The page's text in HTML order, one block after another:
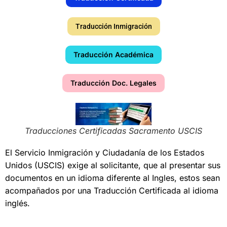
Traducción Inmigración
Traducción Académica
Traducción Doc. Legales
Traducciones Certificadas Sacramento USCIS
El Servicio Inmigración y Ciudadanía de los Estados
Unidos (USCIS) exige al solicitante, que al presentar sus
documentos en un idioma diferente al Ingles, estos sean
acompañados por una Traducción Certificada al idioma
inglés.